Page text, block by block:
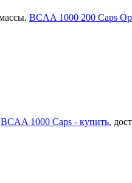
BCAA 1000 200 Caps
BCAA 1000 Caps - купить,